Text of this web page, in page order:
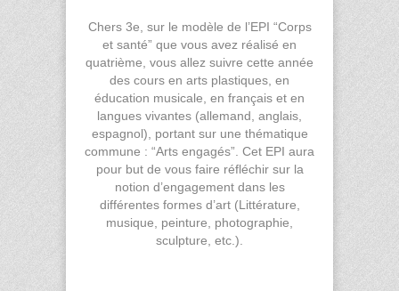
Chers 3e, sur le modèle de l’EPI “Corps
et santé” que vous avez réalisé en
quatrième, vous allez suivre cette année
des cours en arts plastiques, en
éducation musicale, en français et en
langues vivantes (allemand, anglais,
espagnol), portant sur une thématique
commune : “Arts engagés”. Cet EPI aura
pour but de vous faire réfléchir sur la
notion d’engagement dans les
différentes formes d’art (Littérature,
musique, peinture, photographie,
sculpture, etc.).